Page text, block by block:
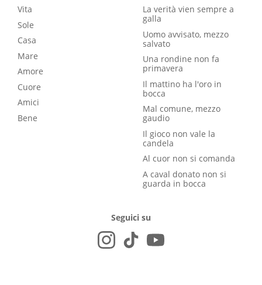
Vita
Sole
Casa
Mare
Amore
Cuore
Amici
Bene
La verità vien sempre a
galla
Uomo avvisato, mezzo
salvato
Una rondine non fa
primavera
Il mattino ha l'oro in
bocca
Mal comune, mezzo
gaudio
Il gioco non vale la
candela
Al cuor non si comanda
A caval donato non si
guarda in bocca
Seguici su